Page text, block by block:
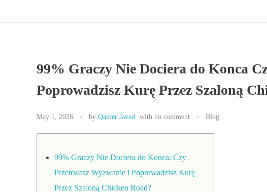
99% Graczy Nie Dociera do Konca
Poprowadzisz Kurę Przez Szaloną
May 1, 2026 by Qamer Javed with no comment Blog
99% Graczy Nie Dociera do Konca: Czy
Przetrwasz Wyzwanie i Poprowadzisz Kurę
Przez Szaloną Chicken Road?